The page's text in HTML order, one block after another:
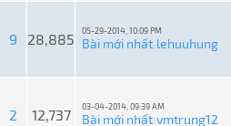
9 28,885 05-29-2014, 10:09 PM
Bài mới nhất: lehuuhung
2 12,737 03-04-2014, 09:39 AM
Bài mới nhất:vmtrung12